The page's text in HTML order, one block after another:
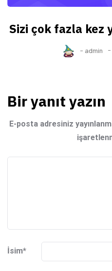
Sizi çok fazla kez
- admin
Bir yanıt yazın
E-posta adresiniz
İsim*